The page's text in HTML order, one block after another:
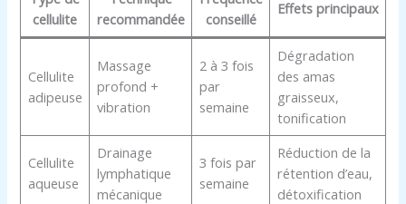
cellulite
recommandée
conseillé
Effets principaux
Cellulite
adipeuse
Massage
profond +
vibration
2 à 3 fois
par
semaine
Dégradation
des amas
graisseux,
tonification
Cellulite
aqueuse
Drainage
lymphatique
mécanique
3 fois par
semaine
Réduction de la
rétention d’eau,
détoxification